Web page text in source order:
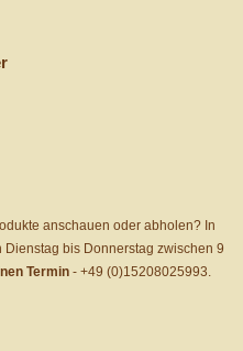
anschauen oder abholen? In
bis Donnerstag zwischen 9
Termin - +49 (0)15208025993.